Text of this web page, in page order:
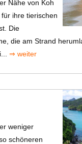
Nähe von Koh
ihre tierischen
Die
die am Strand
⇒ weiter
weniger
schöneren